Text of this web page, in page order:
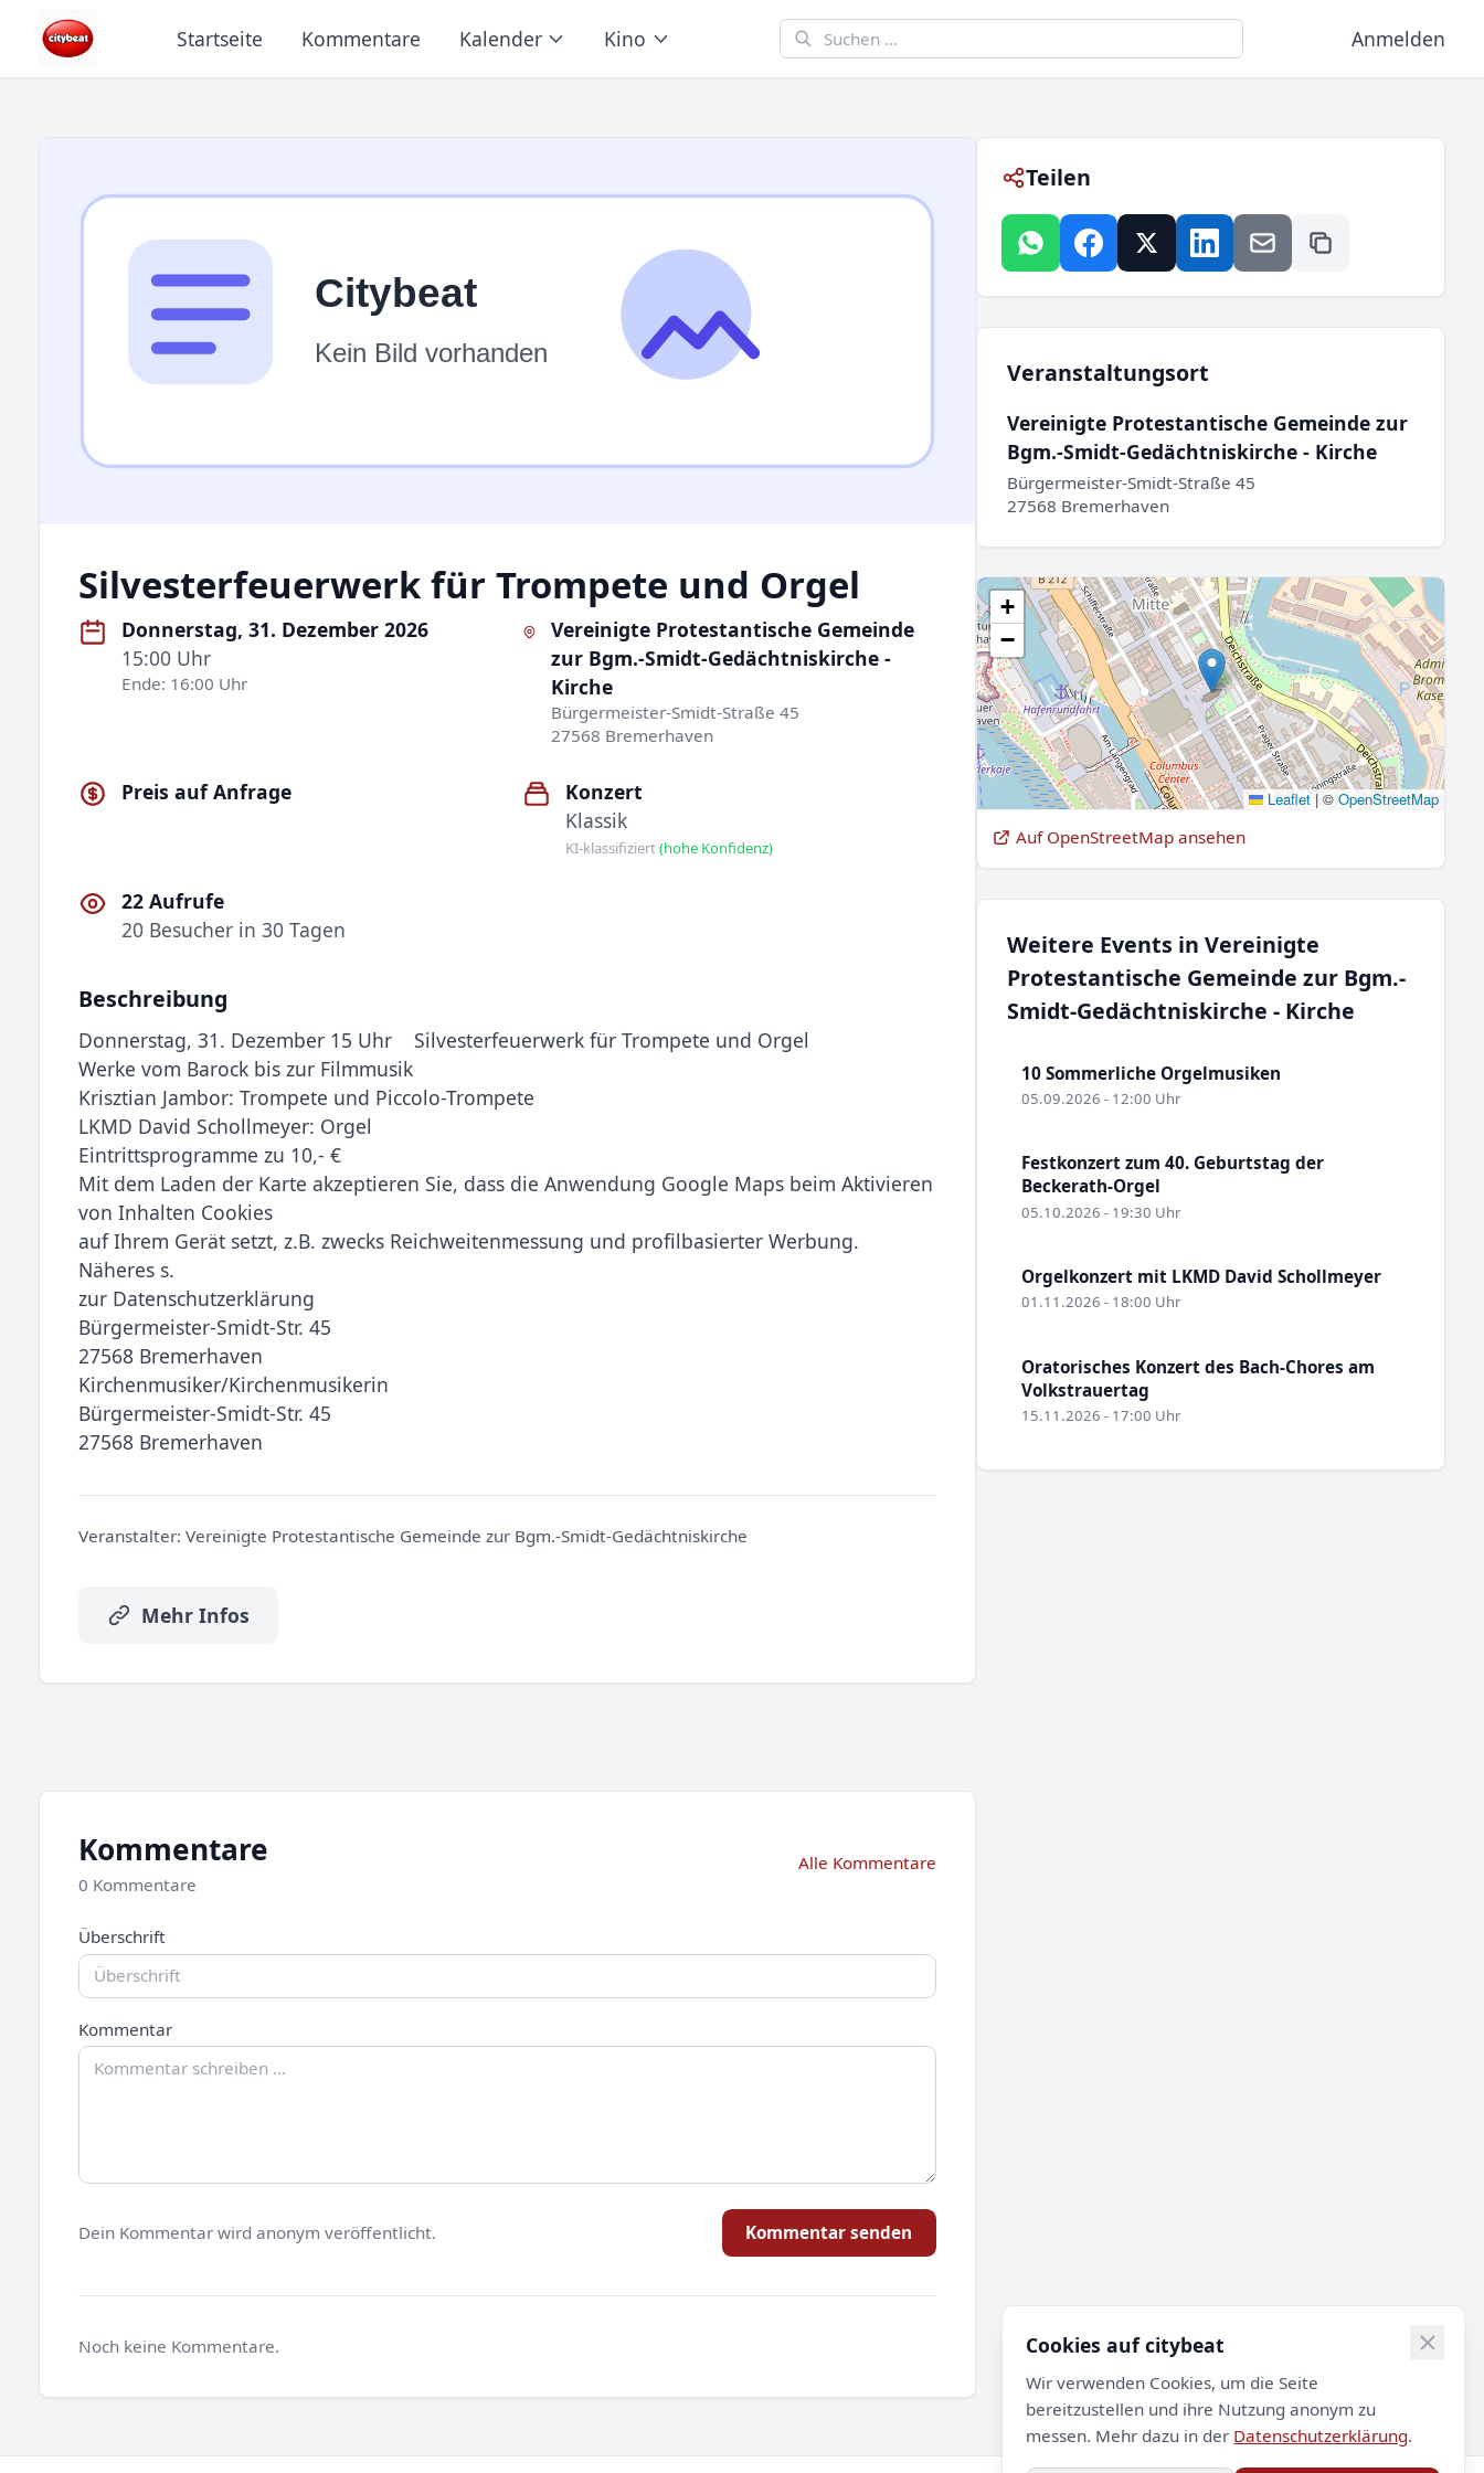
Startseite Kommentare Kalender Kino Anmelden
Silvesterfeuerwerk für Trompete und Orgel
Donnerstag, 31. Dezember 2026
15:00 Uhr
Ende: 16:00 Uhr
Vereinigte Protestantische Gemeinde
zur Bgm.-Smidt-Gedächtniskirche -
Kirche
Bürgermeister-Smidt-Straße 45
27568 Bremerhaven
Preis auf Anfrage
Konzert
Klassik
KI-klassifiziert(hohe Konfidenz)
22 Aufrufe
20 Besucher in 30 Tagen
Beschreibung
Donnerstag, 31. Dezember 15 Uhr Silvesterfeuerwerk für Trompete und Orgel
Werke vom Barock bis zur Filmmusik
Krisztian Jambor: Trompete und Piccolo-Trompete
LKMD David Schollmeyer: Orgel
Eintrittsprogramme zu 10,- €
Mit dem Laden der Karte akzeptieren Sie, dass die Anwendung Google Maps beim Aktivieren
von Inhalten Cookies
auf Ihrem Gerät setzt, z.B. zwecks Reichweitenmessung und profilbasierter Werbung.
Näheres s.
zur Datenschutzerklärung
Bürgermeister-Smidt-Str. 45
27568 Bremerhaven
Kirchenmusiker/Kirchenmusikerin
Bürgermeister-Smidt-Str. 45
27568 Bremerhaven
Veranstalter: Vereinigte Protestantische Gemeinde zur Bgm.-Smidt-Gedächtniskirche
Mehr Infos
Teilen
Veranstaltungsort
Vereinigte Protestantische Gemeinde zur
Bgm.-Smidt-Gedächtniskirche - Kirche
Bürgermeister-Smidt-Straße 45
27568 Bremerhaven
+
−
Leaflet |© OpenStreetMap
Auf OpenStreetMap ansehen
Weitere Events in Vereinigte
Protestantische Gemeinde zur Bgm.-
Smidt-Gedächtniskirche - Kirche
10 Sommerliche Orgelmusiken
05.09.2026 - 12:00 Uhr
Festkonzert zum 40. Geburtstag der
Beckerath-Orgel
05.10.2026 - 19:30 Uhr
Orgelkonzert mit LKMD David Schollmeyer
01.11.2026 - 18:00 Uhr
Oratorisches Konzert des Bach-Chores am
Volkstrauertag
15.11.2026 - 17:00 Uhr
Kommentare
0 Kommentare
Alle Kommentare
Überschrift
Kommentar
Dein Kommentar wird anonym veröffentlicht. Kommentar senden
Noch keine Kommentare. Cookies auf citybeat
Wir verwenden Cookies, um die Seite
bereitzustellen und ihre Nutzung anonym zu
messen. Mehr dazu in der Datenschutzerklärung.